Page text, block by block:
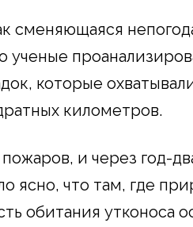
сменяющаяся
ученые
которые
километров.
и через год-
ясно, что там, где
обитания утконоса